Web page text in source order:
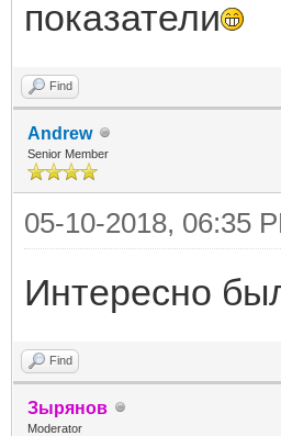
показатели
Find
Andrew
Senior Member
05-10-2018, 06:35
Интересно
Find
Зырянов
Moderator